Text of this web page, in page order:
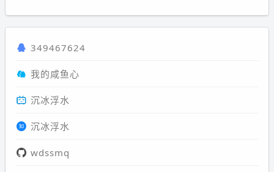
349467624
我的咸鱼心
沉冰浮水
沉冰浮水
wdssmq